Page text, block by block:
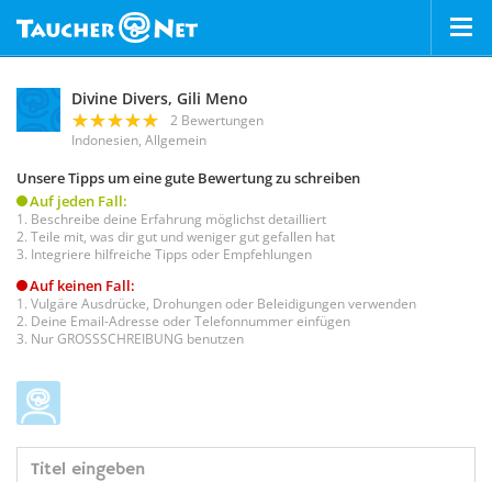
Divine Divers, Gili Meno
2 Bewertungen
Indonesien, Allgemein
Unsere Tipps um eine gute Bewertung zu schreiben
Auf jeden Fall:
Beschreibe deine Erfahrung möglichst detailliert
Teile mit, was dir gut und weniger gut gefallen hat
Integriere hilfreiche Tipps oder Empfehlungen
Auf keinen Fall:
Vulgäre Ausdrücke, Drohungen oder Beleidigungen verwenden
Deine Email-Adresse oder Telefonnummer einfügen
Nur GROSSSCHREIBUNG benutzen